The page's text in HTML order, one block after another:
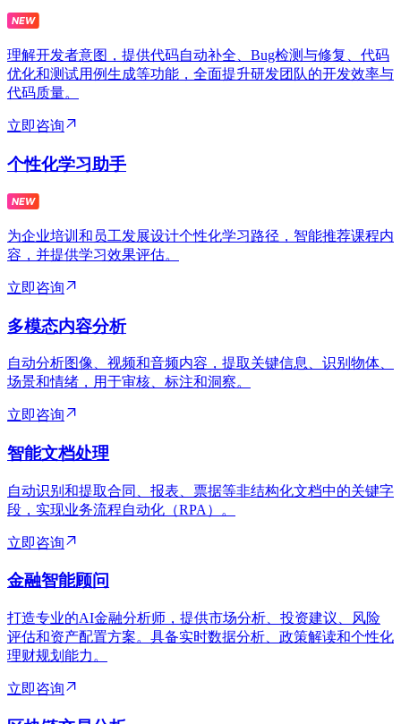
理解开发者意图，提供代码自动补全、Bug检测与修复、代码
优化和测试用例生成等功能，全面提升研发团队的开发效率与
代码质量。
立即咨询
个性化学习助手
为企业培训和员工发展设计个性化学习路径，智能推荐课程内
容，并提供学习效果评估。
立即咨询
多模态内容分析
自动分析图像、视频和音频内容，提取关键信息、识别物体、
场景和情绪，用于审核、标注和洞察。
立即咨询
智能文档处理
自动识别和提取合同、报表、票据等非结构化文档中的关键字
段，实现业务流程自动化（RPA）。
立即咨询
金融智能顾问
打造专业的AI金融分析师，提供市场分析、投资建议、风险
评估和资产配置方案。具备实时数据分析、政策解读和个性化
理财规划能力。
立即咨询